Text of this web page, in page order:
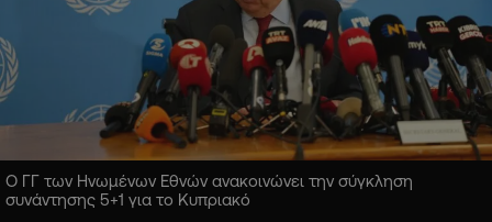
Ο ΓΓ των Ηνωμένων Εθνών ανακοινώνει την σύγκληση
συνάντησης 5+1 για το Κυπριακό